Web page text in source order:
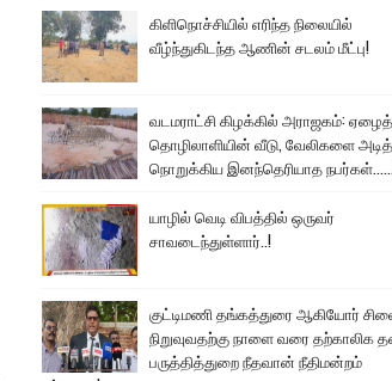
கிளிநொச்சியில் எரிந்த நிலையில்
வீழ்ந்துகிடந்த ஆணின் சடலம் மீட்பு!
வடமராட்சி கிழக்கில் அராஜகம்: ஏழைத்
தொழிலாளியின் வீடு, வேலிகளை
நொறுக்கிய இனந்தெரியாத
யாழில் வெடி விபத்தில் ஒருவர்
சாவடைந்துள்ளார்..!
குட்டிமணி தங்கத்துரை ஆகியோர்
நிறுவுவதற்கு நாளை வரை தற்காலிக
பருத்தித்துறை நீதவான் நீதிமன்றம்